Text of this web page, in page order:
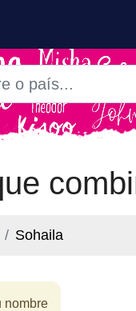
Sohaila
nombre